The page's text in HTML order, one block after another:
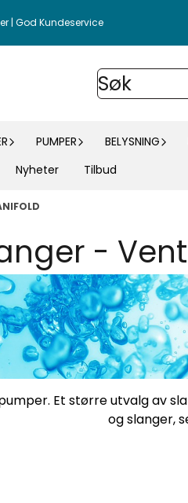
| God Kundeservice
PUMPER BELYSNING
Nyheter Tilbud
-
. Et større utvalg av
og slanger,